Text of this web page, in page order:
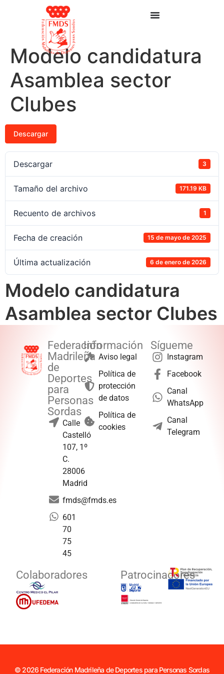
Modelo candidatura
Asamblea sector
Clubes
Descargar
Descargar 3
Tamaño del archivo 171.19 KB
Recuento de archivos 1
Fecha de creación 15 de mayo de 2025
Última actualización 6 de enero de 2026
Modelo candidatura
Asamblea sector Clubes
Federación
Madrileña
de
Deportes
para
Personas
Sordas
Calle
Castelló
107, 1º
C.
28006
Madrid
fmds@fmds.es
601
70
75
45
Información
Aviso legal
Política de
protección
de datos
Política de
cookies
Sígueme
Instagram
Facebook
Canal
WhatsApp
Canal
Telegram
Colaboradores Patrocinadores
© 2026 Federación Madrileña de Deportes para Personas Sordas